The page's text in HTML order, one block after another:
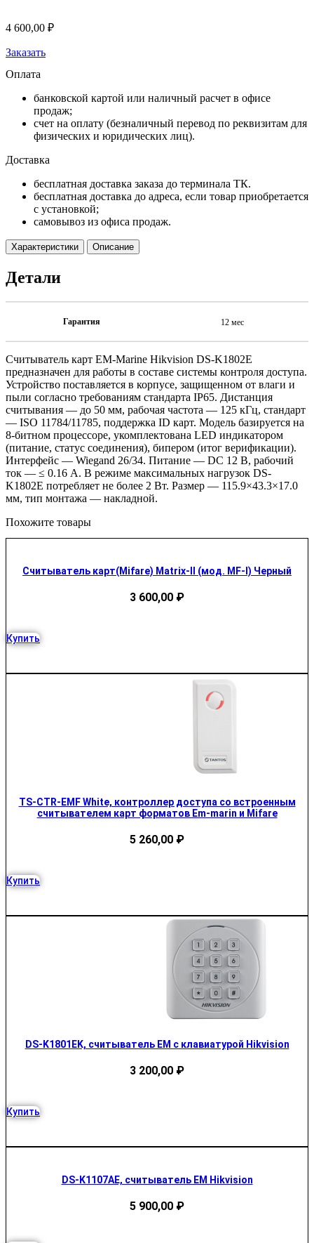
4 600,00 ₽
Заказать
Оплата
банковской картой или наличный расчет в офисе
продаж;
счет на оплату (безналичный перевод по реквизитам для
физических и юридических лиц).
Доставка
бесплатная доставка заказа до терминала ТК.
бесплатная доставка до адреса, если товар приобретается
с установкой;
самовывоз из офиса продаж.
Характеристики Описание
Детали
Гарантия 12 мес
Считыватель карт EM-Marine Hikvision DS-K1802E
предназначен для работы в составе системы контроля доступа.
Устройство поставляется в корпусе, защищенном от влаги и
пыли согласно требованиям стандарта IP65. Дистанция
считывания — до 50 мм, рабочая частота — 125 кГц, стандарт
— ISO 11784/11785, поддержка ID карт. Модель базируется на
8-битном процессоре, укомплектована LED индикатором
(питание, статус соединения), бипером (итог верификации).
Интерфейс — Wiegand 26/34. Питание — DC 12 В, рабочий
ток — ≤ 0.16 А. В режиме максимальных нагрузок DS-
K1802E потребляет не более 2 Вт. Размер — 115.9×43.3×17.0
мм, тип монтажа — накладной.
Похожите товары
Считыватель карт(Mifare) Matrix-II (мод. MF-I) Черный
3 600,00 ₽
Купить
TS-CTR-EMF White, контроллер доступа со встроенным
считывателем карт форматов Em-marin и Mifare
5 260,00 ₽
Купить
DS-K1801EK, cчитыватель EM с клавиатурой Hikvision
3 200,00 ₽
Купить
DS-K1107AE, считыватель EM Hikvision
5 900,00 ₽